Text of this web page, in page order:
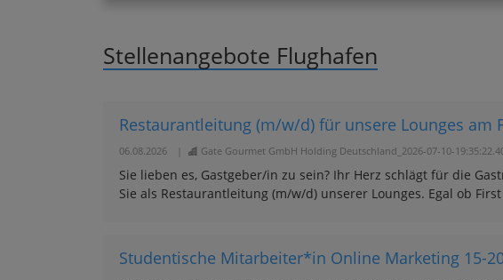
Stellenangebote Flughafen
Restaurantleitung (m/w/d) für unsere Lounges am
06.08.2026 Gate Gourmet GmbH Holding Deutschland_2026-07-10-
Sie lieben es, Gastgeber/in zu sein? Ihr Herz schlägt für die
Sie als Restaurantleitung (m/w/d) unserer Lounges. Egal ob
Studentische Mitarbeiter*in Online Marketing 15-